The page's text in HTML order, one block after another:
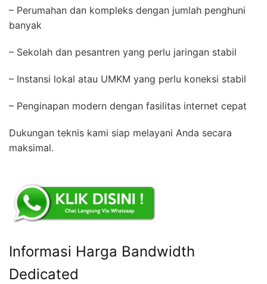
– Perumahan dan kompleks dengan jumlah penghuni
banyak
– Sekolah dan pesantren yang perlu jaringan stabil
– Instansi lokal atau UMKM yang perlu koneksi stabil
– Penginapan modern dengan fasilitas internet cepat
Dukungan teknis kami siap melayani Anda secara
maksimal.
Informasi Harga Bandwidth
Dedicated